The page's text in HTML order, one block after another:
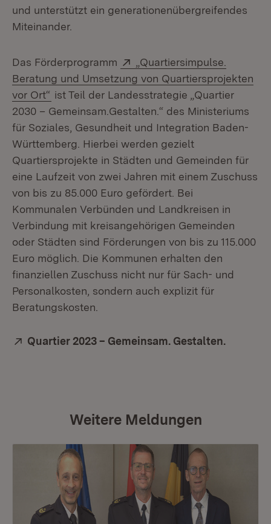
und unterstützt ein generationenübergreifendes
Miteinander.
Das Förderprogramm Extern:
„Quartiersimpulse.
Beratung und Umsetzung von Quartiersprojekten
vor Ort“ (Öffnet in neuem Fenster)
ist Teil der Landesstrategie „Quartier
2030 – Gemeinsam.Gestalten.“ des Ministeriums
für Soziales, Gesundheit und Integration Baden-
Württemberg. Hierbei werden gezielt
Quartiersprojekte in Städten und Gemeinden für
eine Laufzeit von zwei Jahren mit einem Zuschuss
von bis zu 85.000 Euro gefördert. Bei
Kommunalen Verbünden und Landkreisen in
Verbindung mit kreisangehörigen Gemeinden
oder Städten sind Förderungen von bis zu 115.000
Euro möglich. Die Kommunen erhalten den
finanziellen Zuschuss nicht nur für Sach- und
Personalkosten, sondern auch explizit für
Beratungskosten.
Extern:
Quartier 2023 – Gemeinsam. Gestalten.
Weitere Meldungen